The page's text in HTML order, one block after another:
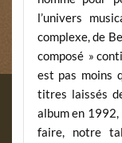
l’univers
complexe, de
composé »
est pas moins
titres laissés
album en 1992,
faire, notre